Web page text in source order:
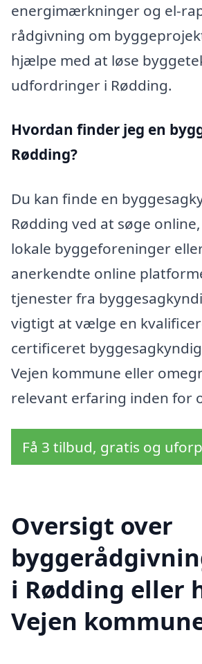
energimærkninger og el-
rådgivning om
hjælpe med at løse
udfordringer i Rødding.
Hvordan finder jeg en
Rødding?
Du kan finde en
Rødding ved at søge
lokale byggeforeninger
anerkendte online
tjenester fra
vigtigt at vælge en
certificeret
Vejen kommune eller
relevant erfaring inden for
Få 3 tilbud, gratis og
Oversigt over
i Rødding eller
Vejen